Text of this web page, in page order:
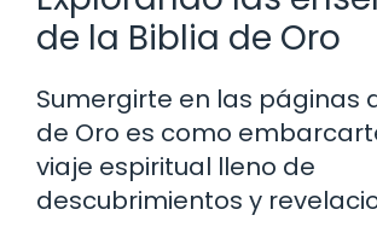
de la Biblia de Oro
Sumergirte en las páginas
de Oro es como
viaje espiritual lleno de
descubrimientos y